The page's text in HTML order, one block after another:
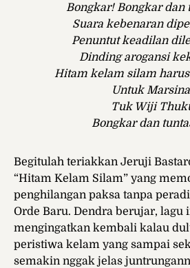
Bongkar! Bongkar dan
Suara kebenaran
Penuntut keadilan
Dinding arogansi
Hitam kelam silam
Untuk
Tuk Wiji
Bongkar dan
Begitulah teriakkan Jeruji
“Hitam Kelam Silam” yang
penghilangan paksa tanpa
Orde Baru. Dendra berujar, lagu
mengingatkan kembali kalau
peristiwa kelam yang sampai
semakin nggak jelas